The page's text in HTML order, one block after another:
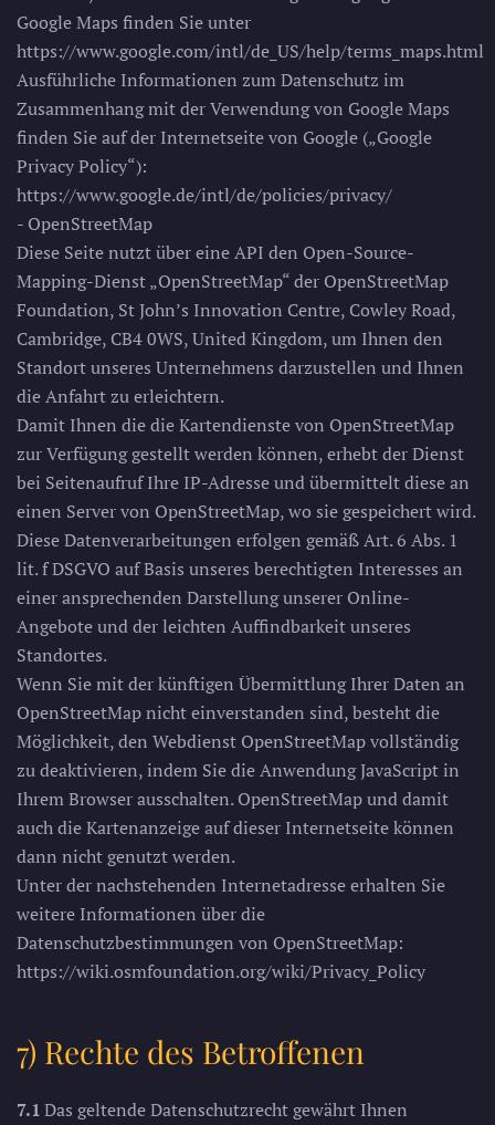
Google Maps finden Sie unter
https://www.google.com/intl/de_US/help/terms_maps.html
Ausführliche Informationen zum Datenschutz im
Zusammenhang mit der Verwendung von Google Maps
finden Sie auf der Internetseite von Google („Google
Privacy Policy“):
https://www.google.de/intl/de/policies/privacy/
- OpenStreetMap
Diese Seite nutzt über eine API den Open-Source-
Mapping-Dienst „OpenStreetMap“ der OpenStreetMap
Foundation, St John’s Innovation Centre, Cowley Road,
Cambridge, CB4 0WS, United Kingdom, um Ihnen den
Standort unseres Unternehmens darzustellen und Ihnen
die Anfahrt zu erleichtern.
Damit Ihnen die die Kartendienste von OpenStreetMap
zur Verfügung gestellt werden können, erhebt der Dienst
bei Seitenaufruf Ihre IP-Adresse und übermittelt diese an
einen Server von OpenStreetMap, wo sie gespeichert wird.
Diese Datenverarbeitungen erfolgen gemäß Art. 6 Abs. 1
lit. f DSGVO auf Basis unseres berechtigten Interesses an
einer ansprechenden Darstellung unserer Online-
Angebote und der leichten Auffindbarkeit unseres
Standortes.
Wenn Sie mit der künftigen Übermittlung Ihrer Daten an
OpenStreetMap nicht einverstanden sind, besteht die
Möglichkeit, den Webdienst OpenStreetMap vollständig
zu deaktivieren, indem Sie die Anwendung JavaScript in
Ihrem Browser ausschalten. OpenStreetMap und damit
auch die Kartenanzeige auf dieser Internetseite können
dann nicht genutzt werden.
Unter der nachstehenden Internetadresse erhalten Sie
weitere Informationen über die
Datenschutzbestimmungen von OpenStreetMap:
https://wiki.osmfoundation.org/wiki/Privacy_Policy
7) Rechte des Betroffenen
7.1Das geltende Datenschutzrecht gewährt Ihnen